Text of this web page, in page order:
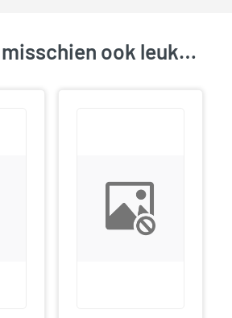
ook leuk…